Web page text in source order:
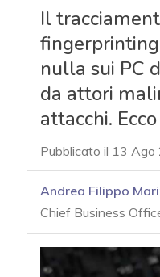
Il
fingerprinting
nulla sui PC
da attori
attacchi.
Pubblicato il 13
Andrea Filippo
Chief Business